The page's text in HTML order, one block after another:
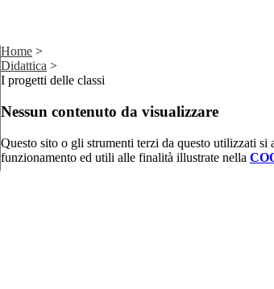
Home >
Didattica >
I progetti delle classi
Nessun contenuto da visualizzare
Questo sito o gli strumenti terzi da questo utilizzati si
funzionamento ed utili alle finalità illustrate nella